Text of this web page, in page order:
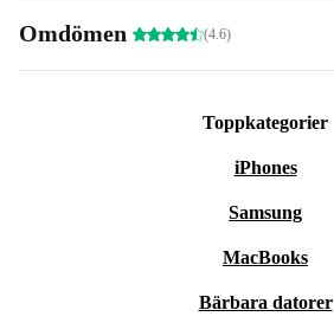
Omdömen (4.6)
Toppkategorier
iPhones
Samsung
MacBooks
Bärbara datorer